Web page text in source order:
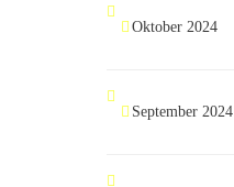
Oktober 2024
September 2024